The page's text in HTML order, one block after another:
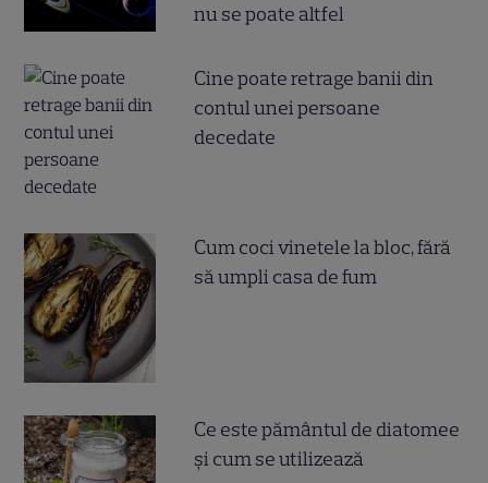
nu se poate altfel
Cine poate retrage banii din
contul unei persoane
decedate
Cum coci vinetele la bloc, fără
să umpli casa de fum
Ce este pământul de diatomee
și cum se utilizează